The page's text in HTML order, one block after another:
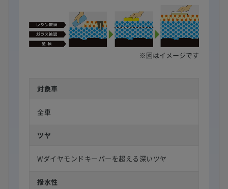
※図はイメージです
対象車
全車
ツヤ
Wダイヤモンドキーパーを超える深いツヤ
撥水性